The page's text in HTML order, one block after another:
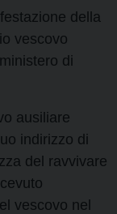
della
vescovo
di
ausiliare
indirizzo di
del ravvivare
vescovo nel